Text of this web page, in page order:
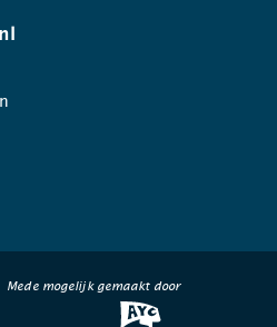
Mede mogelijk gemaakt door